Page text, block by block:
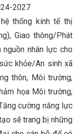
2027
thống kinh tế thị
Giao thông/Phát
nhân lực cho
khỏe/An sinh xã
thôn, Môi trường,
họa Môi trường,
cường năng lực
sẽ trang bị những